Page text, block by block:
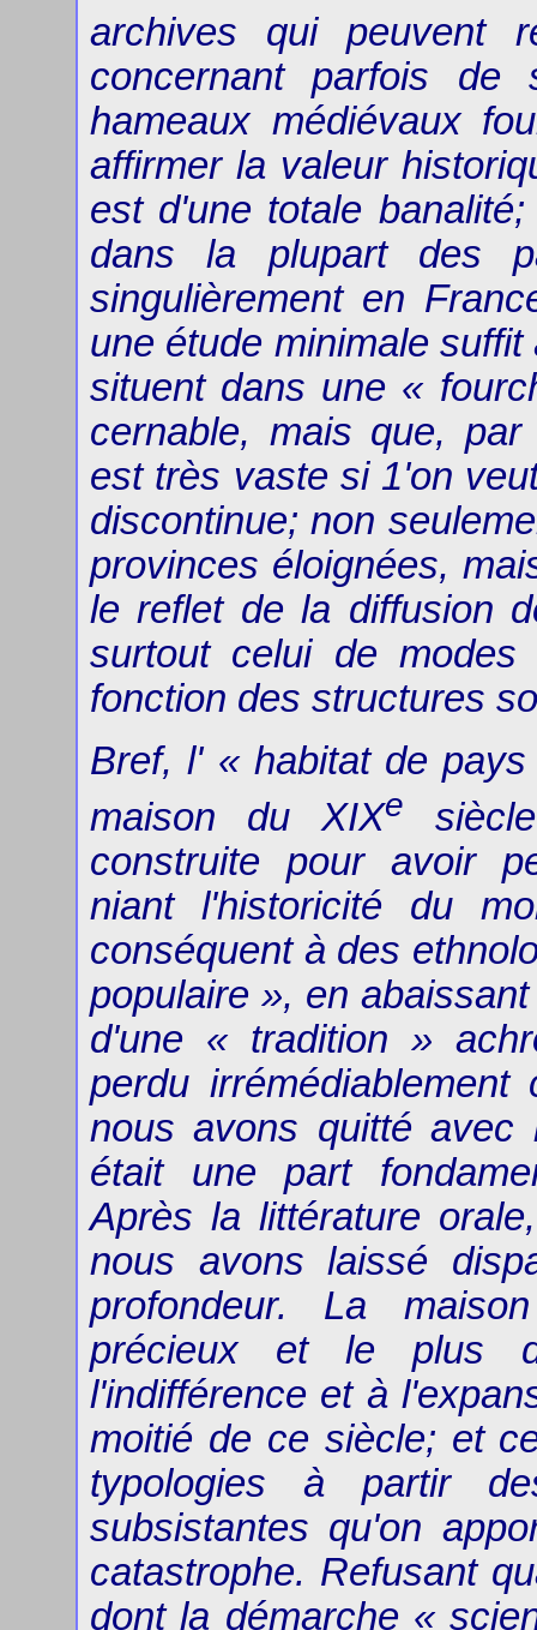
archives qui peuvent
concernant parfois de
hameaux médiévaux
affirmer la valeur
est d'une totale
dans la plupart des
singulièrement en
une étude minimale
situent dans une «
cernable, mais que,
est très vaste si 1'on
discontinue; non
provinces éloignées,
le reflet de la diffusion
surtout celui de modes
fonction des structures
Bref, l' « habitat de
maison du XIXe
construite pour avoir
niant l'historicité du
conséquent à des
populaire », en
d'une « tradition »
perdu
nous avons quitté avec
était une part
Après la littérature
nous avons laissé
profondeur. La
précieux et le plus
l'indifférence et à
moitié de ce siècle; et
typologies à partir
subsistantes qu'on
catastrophe. Refusant
dont la démarche «